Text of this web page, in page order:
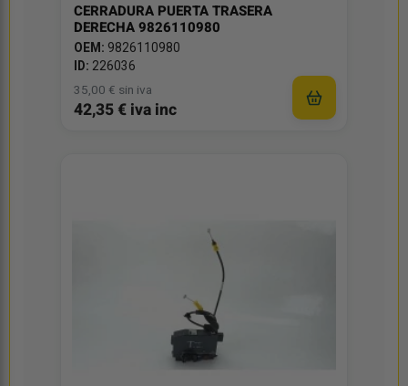
CERRADURA PUERTA TRASERA
DERECHA 9826110980
OEM: 9826110980
ID: 226036
35,00 € sin iva
42,35 € iva inc